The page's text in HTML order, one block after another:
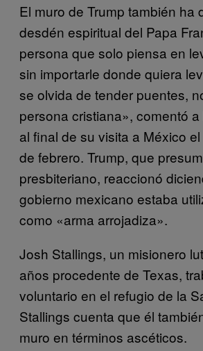
El muro de Trump también ha
desdén espiritual del Papa
persona que solo piensa en
sin importarle donde quiera
se olvida de tender puentes,
persona cristiana», comentó
al final de su visita a México
de febrero. Trump, que
presbiteriano, reaccionó
gobierno mexicano estaba
como «arma arrojadiza».
Josh Stallings, un misionero
años procedente de Texas,
voluntario en el refugio de la
Stallings cuenta que él
muro en términos ascéticos.